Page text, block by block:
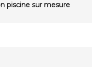
piscine sur mesure